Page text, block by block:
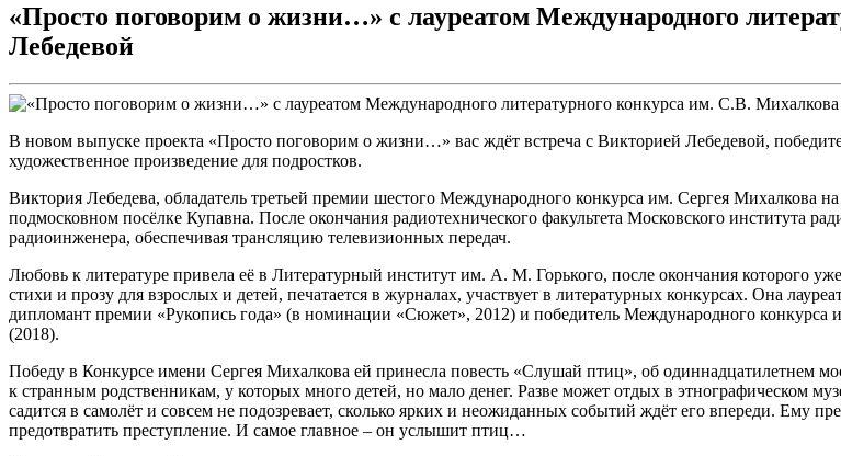
«Просто поговорим о жизни…» с лауреатом Международного
Лебедевой
В новом выпуске проекта «Просто поговорим о жизни…» вас ждёт встреча с Викторией Лебедевой,
художественное произведение для подростков.
Виктория Лебедева, обладатель третьей премии шестого Международного конкурса им. Сергея Михалкова
подмосковном посёлке Купавна. После окончания радиотехнического факультета Московского института
радиоинженера, обеспечивая трансляцию телевизионных передач.
Любовь к литературе привела её в Литературный институт им. А. М. Горького, после окончания которого
стихи и прозу для взрослых и детей, печатается в журналах, участвует в литературных конкурсах. Она
дипломант премии «Рукопись года» (в номинации «Сюжет», 2012) и победитель Международного конкурса
(2018).
Победу в Конкурсе имени Сергея Михалкова ей принесла повесть «Слушай птиц», об одиннадцатилетнем
к странным родственникам, у которых много детей, но мало денег. Разве может отдых в этнографическом
садится в самолёт и совсем не подозревает, сколько ярких и неожиданных событий ждёт его впереди. Ему
предотвратить преступление. И самое главное – он услышит птиц…